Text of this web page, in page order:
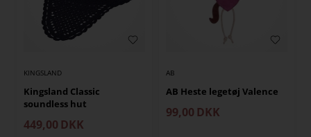
KINGSLAND
Kingsland Classic
soundless hut
449,00 DKK
AB
AB Heste legetøj Valence
99,00 DKK